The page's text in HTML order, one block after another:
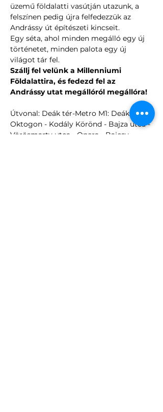
üzemű földalatti vasútján utazunk, a
felszínen pedig újra felfedezzük az
Andrássy út építészeti kincseit.
Egy séta, ahol minden megálló egy új
történetet, minden palota egy új
világot tár fel.
Szállj fel velünk a Millenniumi
Földalattira, és fedezd fel az
Andrássy utat megállóról megállóra!
Útvonal: Deák tér-Metro M1: Deák tér -
Oktogon - Kodály Körönd - Bajza utca -
Vörösmarty utca - Opera - Bajcsy